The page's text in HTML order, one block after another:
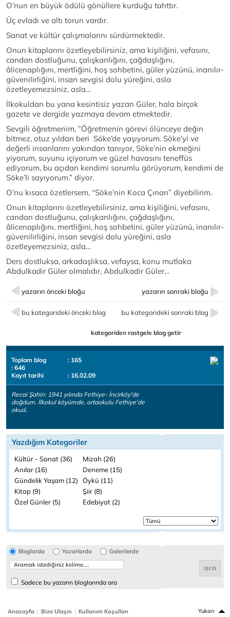
O’nun en büyük ödülü gönüllere kurduğu tahttır.
Üç evladı ve altı torun vardır.
Sanat ve kültür çalışmalarını sürdürmektedir.
Onun kitaplarını özetleyebilirsiniz, ama kişiliğini, vefasını,
candan dostluğunu, çalışkanlığını, çağdaşlığını,
âlicenaplığını, mertliğini, hoş sohbetini, güler yüzünü, inanılır-
güvenilirliğini, insan sevgisi dolu yüreğini, asla
özetleyemezsiniz, asla…
İlkokuldan bu yana kesintisiz yazan Güler, hala birçok
gazete ve dergide yazmaya devam etmektedir.
Sevgili öğretmenim, ”Öğretmenin görevi ölünceye değin
bitmez, otuz yıldan beri Söke’de yaşıyorum. Söke’yi ve
değerli insanlarını yakından tanıyor, Söke’nin ekmeğini
yiyorum, suyunu içiyorum ve güzel havasını teneffüs
ediyorum, bu açıdan kendimi sorumlu görüyorum, kendimi de
Söke’li sayıyorum.” diyor.
O’nu kısaca özetlersem, “Söke’nin Koca Çınarı” diyebilirim.
Onun kitaplarını özetleyebilirsiniz, ama kişiliğini, vefasını,
candan dostluğunu, çalışkanlığını, çağdaşlığını,
âlicenaplığını, mertliğini, hoş sohbetini, güler yüzünü, inanılır-
güvenilirliğini, insan sevgisi dolu yüreğini, asla
özetleyemezsiniz, asla…
Ders dostluksa, arkadaşlıksa, vefaysa, konu mutlaka
Abdulkadir Güler olmalıdır, Abdulkadir Güler…
yazarın önceki bloğu yazarın sonraki bloğu
bu kategorideki önceki blog bu kategorideki sonraki blog
kategoriden rastgele blog getir
Toplam blog
: 165
: 646
Kayıt tarihi
: 16.02.09
Recai Şahin: 1941 yılında Fethiye- İncirköy'de
doğdum. İlkokul köyümde, ortaokulu Fethiye'de
okud..
Yazdığım Kategoriler
Kültür - Sanat (36)
Mizah (26)
Anılar (16)
Deneme (15)
Gündelik Yaşam (12)
Öykü (11)
Kitap (9)
Şiir (8)
Özel Günler (5)
Edebiyat (2)
Bloglarda Yazarlarda Galerilerde
Sadece bu yazarın bloglarında ara
Anasayfa | Bize Ulaşın | Kullanım Koşulları Yukarı